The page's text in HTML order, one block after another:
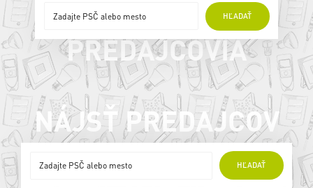
HĽADAŤ
ONLINE
PREDAJCOVIA
NÁJSŤ PREDAJCOV
HĽADAŤ
ONLINE